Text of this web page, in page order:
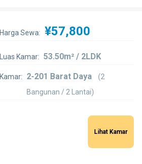
Harga Sewa: ¥57,800
Luas Kamar: 53.50m² / 2LDK
Kamar: 2-201 Barat Daya
(2
Bangunan / 2 Lantai)
Lihat Kamar